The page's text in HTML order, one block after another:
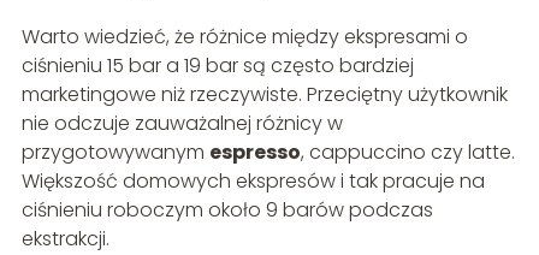
Warto wiedzieć, że różnice między ekspresami o
ciśnieniu 15 bar a 19 bar są często bardziej
marketingowe niż rzeczywiste. Przeciętny użytkownik
nie odczuje zauważalnej różnicy w
przygotowywanym espresso, cappuccino czy latte.
Większość domowych ekspresów i tak pracuje na
ciśnieniu roboczym około 9 barów podczas
ekstrakcji.